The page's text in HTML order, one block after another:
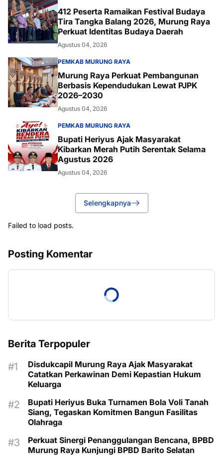
412 Peserta Ramaikan Festival Budaya
Tira Tangka Balang 2026, Murung Raya
Perkuat Identitas Budaya Daerah
Agustus 04, 2026
PEMKAB MURUNG RAYA
Murung Raya Perkuat Pembangunan
Berbasis Kependudukan Lewat PJPK
2026–2030
Agustus 04, 2026
PEMKAB MURUNG RAYA
Bupati Heriyus Ajak Masyarakat
Kibarkan Merah Putih Serentak Selama
Agustus 2026
Agustus 04, 2026
Selengkapnya
Failed to load posts.
Posting Komentar
Berita Terpopuler
Disdukcapil Murung Raya Ajak Masyarakat
Catatkan Perkawinan Demi Kepastian Hukum
Keluarga
Bupati Heriyus Buka Turnamen Bola Voli Tanah
Siang, Tegaskan Komitmen Bangun Fasilitas
Olahraga
Perkuat Sinergi Penanggulangan Bencana, BPBD
Murung Raya Kunjungi BPBD Barito Selatan